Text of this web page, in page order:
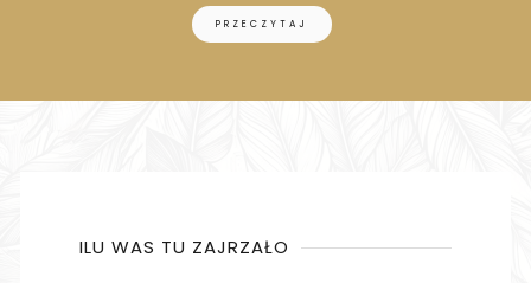
PRZECZYTAJ
ILU WAS TU ZAJRZAŁO